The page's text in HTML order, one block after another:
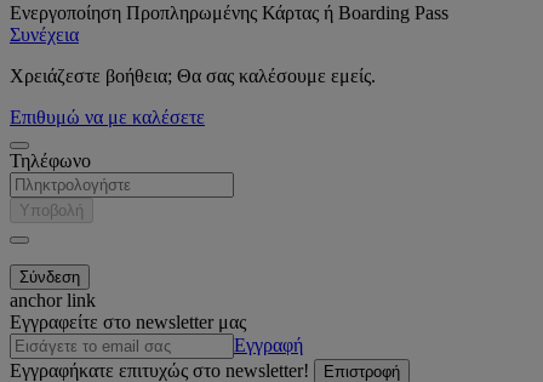
Ενεργοποίηση Προπληρωμένης Κάρτας ή Boarding Pass
Συνέχεια
Χρειάζεστε βοήθεια; Θα σας καλέσουμε εμείς.
Επιθυμώ να με καλέσετε
Τηλέφωνο
Υποβολή
anchor link
Εγγραφείτε στο newsletter μας
Εγγραφή
Εγγραφήκατε επιτυχώς στο newsletter!
Επιστροφή